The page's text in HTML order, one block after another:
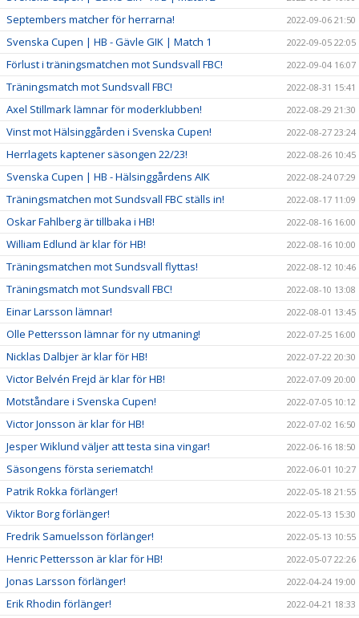
Septembers matcher för herrarna! 2022-09-06 21:50
Svenska Cupen | HB - Gävle GIK | Match 1 2022-09-05 22:05
Förlust i träningsmatchen mot Sundsvall FBC! 2022-09-04 16:07
Träningsmatch mot Sundsvall FBC! 2022-08-31 15:41
Axel Stillmark lämnar för moderklubben! 2022-08-29 21:30
Vinst mot Hälsinggården i Svenska Cupen! 2022-08-27 23:24
Herrlagets kaptener säsongen 22/23! 2022-08-26 10:45
Svenska Cupen | HB - Hälsinggårdens AIK 2022-08-24 07:29
Träningsmatchen mot Sundsvall FBC ställs in! 2022-08-17 11:09
Oskar Fahlberg är tillbaka i HB! 2022-08-16 16:00
William Edlund är klar för HB! 2022-08-16 10:00
Träningsmatchen mot Sundsvall flyttas! 2022-08-12 10:46
Träningsmatch mot Sundsvall FBC! 2022-08-10 13:08
Einar Larsson lämnar! 2022-08-01 13:45
Olle Pettersson lämnar för ny utmaning! 2022-07-25 16:00
Nicklas Dalbjer är klar för HB! 2022-07-22 20:30
Victor Belvén Frejd är klar för HB! 2022-07-09 20:00
Motståndare i Svenska Cupen! 2022-07-05 10:12
Victor Jonsson är klar för HB! 2022-07-02 16:50
Jesper Wiklund väljer att testa sina vingar! 2022-06-16 18:50
Säsongens första seriematch! 2022-06-01 10:27
Patrik Rokka förlänger! 2022-05-18 21:55
Viktor Borg förlänger! 2022-05-13 15:30
Fredrik Samuelsson förlänger! 2022-05-13 10:55
Henric Pettersson är klar för HB! 2022-05-07 22:26
Jonas Larsson förlänger! 2022-04-24 19:00
Erik Rhodin förlänger! 2022-04-21 18:33